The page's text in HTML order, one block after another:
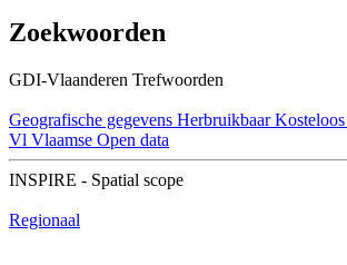
Zoekwoorden
GDI-Vlaanderen Trefwoorden
Geografische gegevens Herbruikbaar Kosteloos
Vl Vlaamse Open data
INSPIRE - Spatial scope
Regionaal